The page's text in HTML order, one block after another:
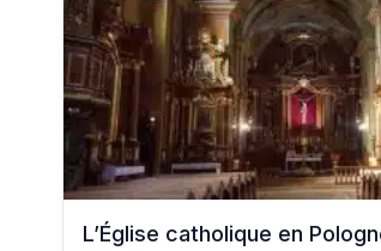
L’Église catholique en